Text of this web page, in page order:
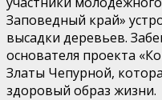
Заповедный край»
высадки деревьев.
основателя проекта
Златы Чепурной,
здоровый образ жизни.